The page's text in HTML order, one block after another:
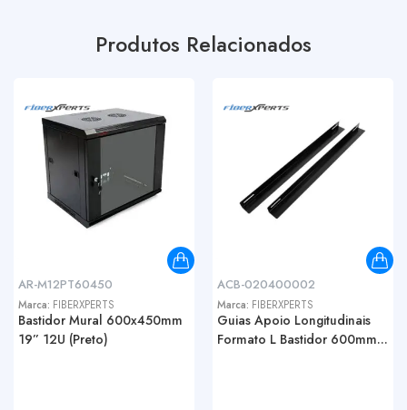
Produtos Relacionados
AR-M12PT60450
Marca: FIBERXPERTS
Bastidor Mural 600x450mm
19” 12U (Preto)
ACB-020400002
Marca: FIBERXPERTS
Guias Apoio Longitudinais
Formato L Bastidor 600mm...